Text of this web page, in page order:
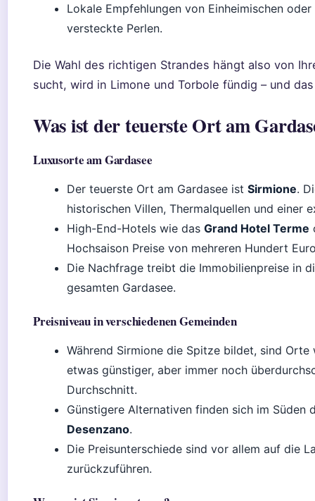
Lokale Empfehlungen von Einheimischen
versteckte Perlen.
Die Wahl des richtigen Strandes hängt also von
sucht, wird in Limone und Torbole fündig – und
Was ist der teuerste Ort am
Luxusorte am Gardasee
Der teuerste Ort am Gardasee ist Sirmione.
historischen Villen, Thermalquellen und einer
High-End-Hotels wie das Grand Hotel Terme
Hochsaison Preise von mehreren Hundert
Die Nachfrage treibt die Immobilienpreise in
gesamten Gardasee.
Preisniveau in verschiedenen Gemeinden
Während Sirmione die Spitze bildet, sind
etwas günstiger, aber immer noch
Durchschnitt.
Günstigere Alternativen finden sich im Süden
Desenzano.
Die Preisunterschiede sind vor allem auf die
zurückzuführen.